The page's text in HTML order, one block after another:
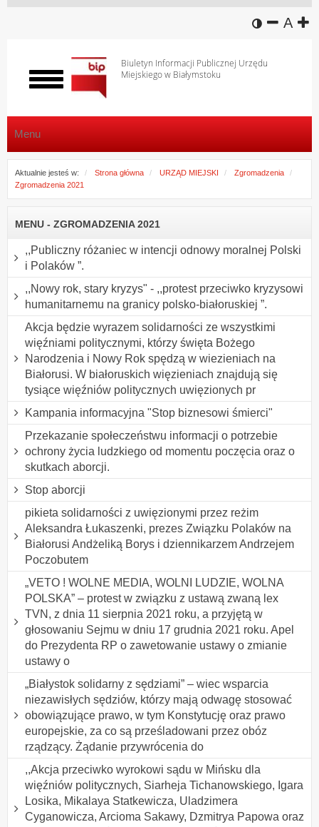
wersja
A
Biuletyn Informacji Publicznej Urzędu
Miejskiego w Białymstoku
Włącz
menu
Menu
Aktualnie jesteś w: Strona główna URZĄD MIEJSKI
Zgromadzenia
Zgromadzenia 2021
MENU - ZGROMADZENIA 2021
,,Publiczny różaniec w intencji odnowy moralnej Polski
i Polaków ”.
,,Nowy rok, stary kryzys" - ,,protest przeciwko kryzysowi
humanitarnemu na granicy polsko-białoruskiej ”.
Akcja będzie wyrazem solidarności ze wszystkimi
więźniami politycznymi, którzy święta Bożego
Narodzenia i Nowy Rok spędzą w wiezieniach na
Białorusi. W białoruskich więzieniach znajdują się
tysiące więźniów politycznych uwięzionych pr
Kampania informacyjna "Stop biznesowi śmierci"
Przekazanie społeczeństwu informacji o potrzebie
ochrony życia ludzkiego od momentu poczęcia oraz o
skutkach aborcji.
Stop aborcji
pikieta solidarności z uwięzionymi przez reżim
Aleksandra Łukaszenki, prezes Związku Polaków na
Białorusi Andżeliką Borys i dziennikarzem Andrzejem
Poczobutem
„VETO ! WOLNE MEDIA, WOLNI LUDZIE, WOLNA
POLSKA” – protest w związku z ustawą zwaną lex
TVN, z dnia 11 sierpnia 2021 roku, a przyjętą w
głosowaniu Sejmu w dniu 17 grudnia 2021 roku. Apel
do Prezydenta RP o zawetowanie ustawy o zmianie
ustawy o
„Białystok solidarny z sędziami” – wiec wsparcia
niezawisłych sędziów, którzy mają odwagę stosować
obowiązujące prawo, w tym Konstytucję oraz prawo
europejskie, za co są prześladowani przez obóz
rządzący. Żądanie przywrócenia do
,,Akcja przeciwko wyrokowi sądu w Mińsku dla
więźniów politycznych, Siarheja Tichanowskiego, Igara
Losika, Mikalaya Statkewicza, Uladzimera
Cyganowicza, Arcioma Sakawy, Dzmitrya Papowa oraz